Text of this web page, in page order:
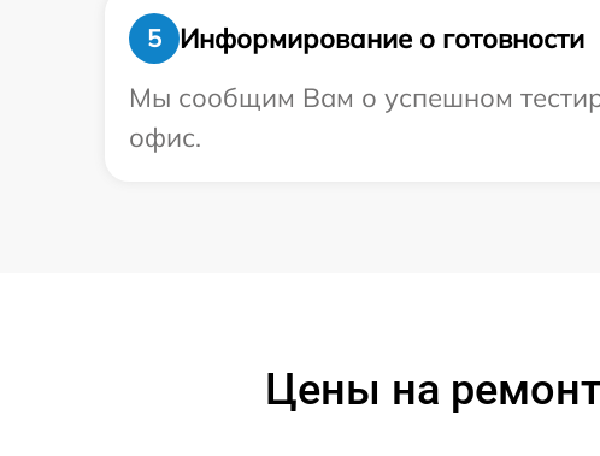
5
Информирование о готовности
Мы сообщим Вам о успешном
офис.
Цены на ремонт